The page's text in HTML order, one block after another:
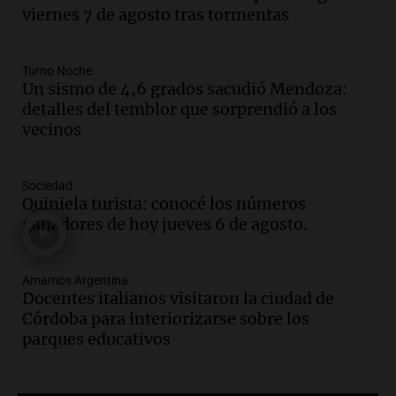
Episodios
sobre los parques educativos
Amamos Argentina
Episodios
Audio.
durante la primavera
Informados al regreso
Episodios
tras fuertes vientos
Panorama Federal
Episodios
Audio.
viernes 7 de agosto tras tormentas
Turno Noche
Un sismo de 4,6 grados sacudió Mendoza:
detalles del temblor que sorprendió a los
vecinos
Sociedad
Quiniela turista: conocé los números
ganadores de hoy jueves 6 de agosto.
Amamos Argentina
Docentes italianos visitaron la ciudad de
Córdoba para interiorizarse sobre los
parques educativos